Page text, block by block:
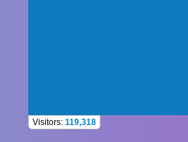
Visitors: 119,318